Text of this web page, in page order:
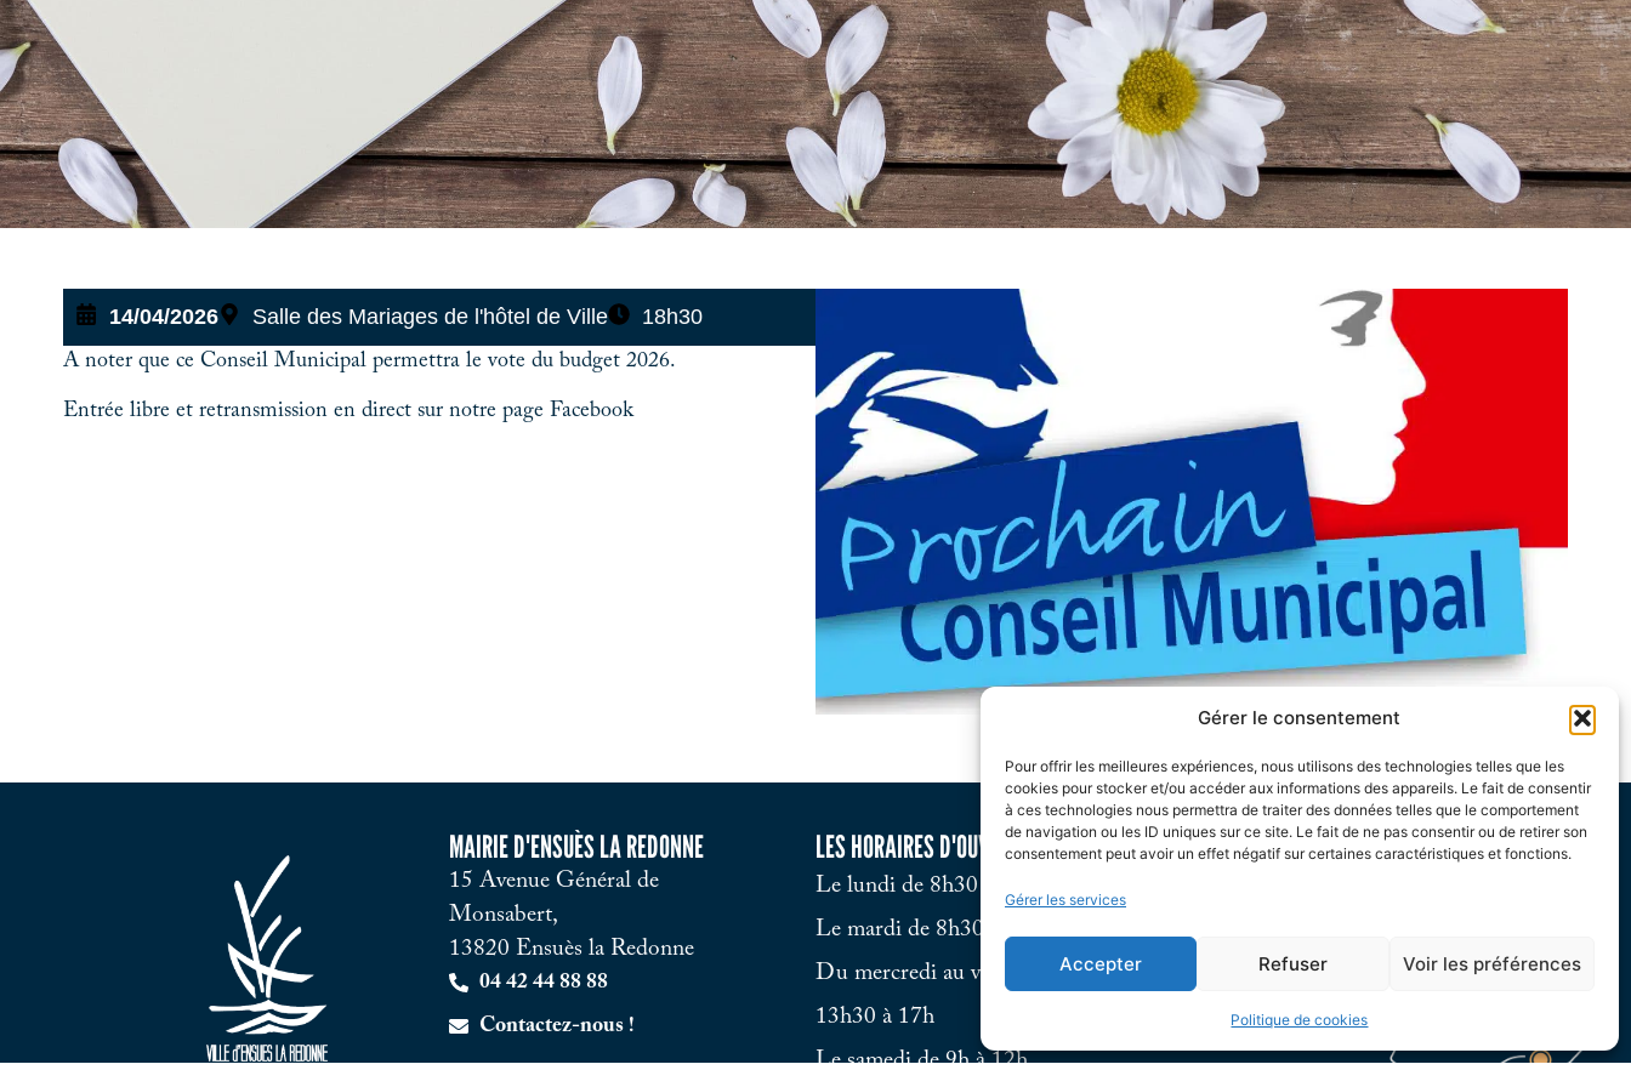
Gérer le consentement
Pour offrir les meilleures expériences, nous utilisons des technologies telles que les
cookies pour stocker et/ou accéder aux informations des appareils. Le fait de consentir
à ces technologies nous permettra de traiter des données telles que le comportement
de navigation ou les ID uniques sur ce site. Le fait de ne pas consentir ou de retirer son
consentement peut avoir un effet négatif sur certaines caractéristiques et fonctions.
Gérer les services
Accepter Refuser Voir les préférences
Politique de cookies
14/04/2026 Salle des Mariages de l'hôtel de Ville 18h30
A noter que ce Conseil Municipal permettra le vote du budget 2026.
Entrée libre et retransmission en direct sur notre page Facebook
MAIRIE D'ENSUÈS LA REDONNE
15 Avenue Général de
Monsabert,
13820 Ensuès la Redonne
04 42 44 88 88
Contactez-nous !
LES HORAIRES D'OUVERTURE
Le lundi de 8h30 à 12h et de 13h30 à 17h
Le mardi de 8h30 à 12h et de 13h30 à 19h
Du mercredi au vendredi de 8h30 à 12h et de
13h30 à 17h
Le samedi de 9h à 12h